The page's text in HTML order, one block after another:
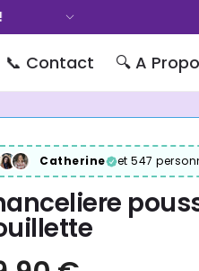
📞 Contact 🔍 A
Catherine et 547